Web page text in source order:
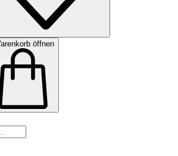
öffnen